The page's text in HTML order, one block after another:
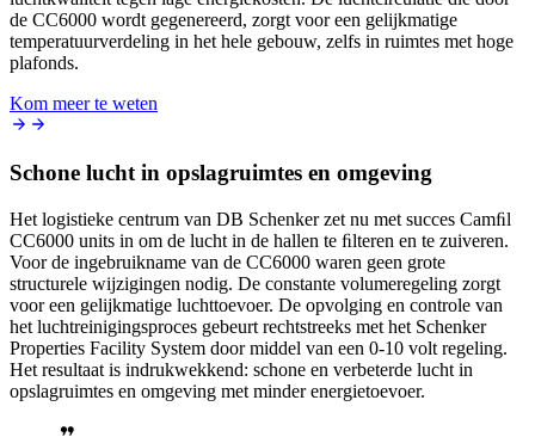
de CC6000 wordt gegenereerd, zorgt voor een gelijkmatige
temperatuurverdeling in het hele gebouw, zelfs in ruimtes met hoge
plafonds.
Kom meer te weten
Schone lucht in opslagruimtes en omgeving
Het logistieke centrum van DB Schenker zet nu met succes Camﬁl
CC6000 units in om de lucht in de hallen te ﬁlteren en te zuiveren.
Voor de ingebruikname van de CC6000 waren geen grote
structurele wijzigingen nodig. De constante volumeregeling zorgt
voor een gelijkmatige luchttoevoer. De opvolging en controle van
het luchtreinigingsproces gebeurt rechtstreeks met het Schenker
Properties Facility System door middel van een 0-10 volt regeling.
Het resultaat is indrukwekkend: schone en verbeterde lucht in
opslagruimtes en omgeving met minder energietoevoer.